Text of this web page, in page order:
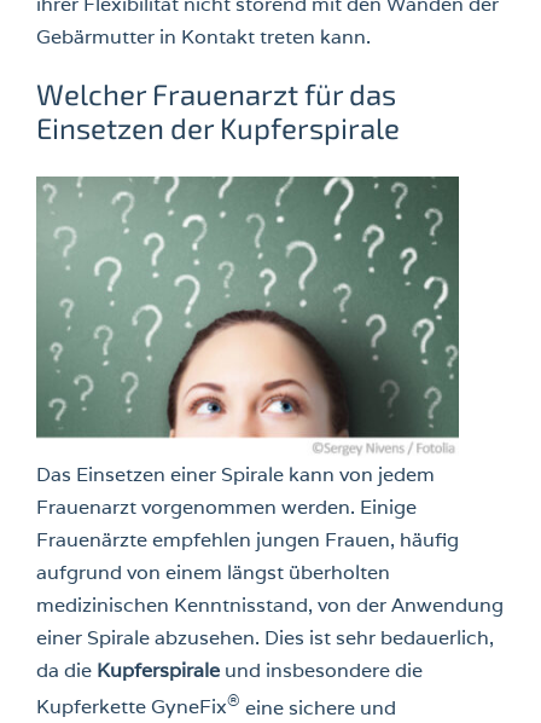
Gebärmutter in Kontakt treten kann.
Welcher Frauenarzt für das
Einsetzen der Kupferspirale
Das Einsetzen einer Spirale kann von jedem
Frauenarzt vorgenommen werden. Einige
Frauenärzte empfehlen jungen Frauen, häufig
aufgrund von einem längst überholten
medizinischen Kenntnisstand, von der Anwendung
einer Spirale abzusehen. Dies ist sehr bedauerlich,
da die Kupferspiraleund insbesondere die
Kupferkette GyneFix® eine sichere und